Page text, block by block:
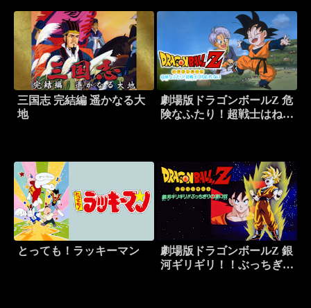
三国志 完結編 遥かなる大
地
劇場版ドラゴンボールZ 危
険なふたり！超戦士はねむ
とっても！ラッキーマン
劇場版ドラゴンボールZ 銀
河ギリギリ！！ぶっちぎり